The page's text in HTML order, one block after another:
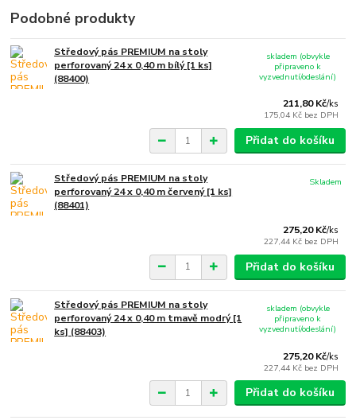
Podobné produkty
Středový pás PREMIUM na stoly
perforovaný 24 x 0,40 m bílý [1 ks]
(88400)
211,80 Kč/ks
175,04 Kč bez DPH
skladem (obvykle
připraveno k
vyzvednutí/odeslání)
Přidat do košíku
Středový pás PREMIUM na stoly
perforovaný 24 x 0,40 m červený [1 ks]
(88401)
275,20 Kč/ks
227,44 Kč bez DPH
Skladem
Přidat do košíku
Středový pás PREMIUM na stoly
perforovaný 24 x 0,40 m tmavě modrý [1
ks] (88403)
275,20 Kč/ks
227,44 Kč bez DPH
skladem (obvykle
připraveno k
vyzvednutí/odeslání)
Přidat do košíku